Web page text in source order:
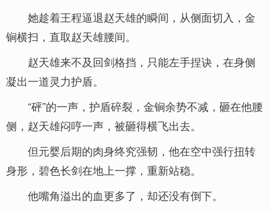
她趁着王程逼退赵天雄的瞬间，从侧面切入，金
锏横扫，直取赵天雄腰间。
赵天雄来不及回剑格挡，只能左手捏诀，在身侧
凝出一道灵力护盾。
“砰”的一声，护盾碎裂，金锏余势不减，砸在他腰
侧，赵天雄闷哼一声，被砸得横飞出去。
但元婴后期的肉身终究强韧，他在空中强行扭转
身形，碧色长剑在地上一撑，重新站稳。
他嘴角溢出的血更多了，却还没有倒下。